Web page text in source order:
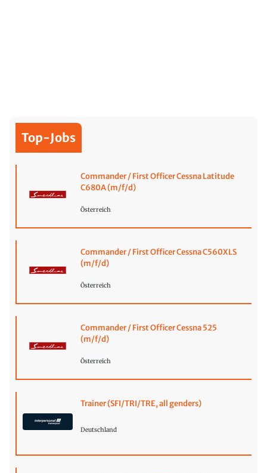
Top-Jobs
Commander / First Officer Cessna Latitude
C680A (m/f/d)
Österreich
Commander / First Officer Cessna C560XLS
(m/f/d)
Österreich
Commander / First Officer Cessna 525
(m/f/d)
Österreich
Trainer (SFI/TRI/TRE, all genders)
Deutschland